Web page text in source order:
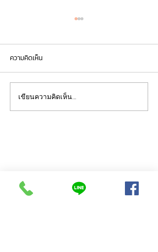
Oligio-โอลิจิโอ้ เครื่องยก
กระชับ ที่ได้มากกว่าการยก
ความคิดเห็น
เขียนความคิดเห็น…
โทรศัพท์ :063-369-5144